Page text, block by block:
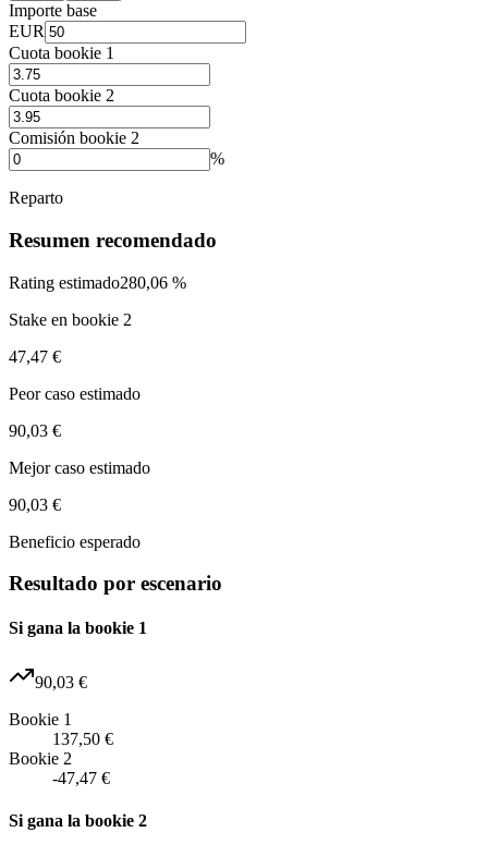
Importe base
EUR
Cuota bookie 1
Cuota bookie 2
Comisión bookie 2
%
Reparto
Resumen recomendado
Rating estimado280,06 %
Stake en bookie 2
47,47 €
Peor caso estimado
90,03 €
Mejor caso estimado
90,03 €
Beneficio esperado
Resultado por escenario
Si gana la bookie 1
90,03 €
Bookie 1
137,50 €
Bookie 2
-47,47 €
Si gana la bookie 2